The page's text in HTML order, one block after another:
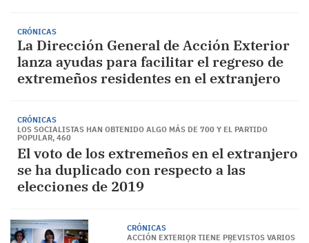
CRÓNICAS
La Dirección General de Acción Exterior
lanza ayudas para facilitar el regreso de
extremeños residentes en el extranjero
CRÓNICAS
LOS SOCIALISTAS HAN OBTENIDO ALGO MÁS DE 700 Y EL PARTIDO
POPULAR, 460
El voto de los extremeños en el extranjero
se ha duplicado con respecto a las
elecciones de 2019
CRÓNICAS
ACCIÓN EXTERIOR TIENE PREVISTOS VARIOS